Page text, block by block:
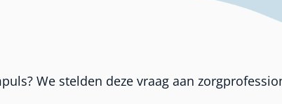
We stelden deze vraag aan